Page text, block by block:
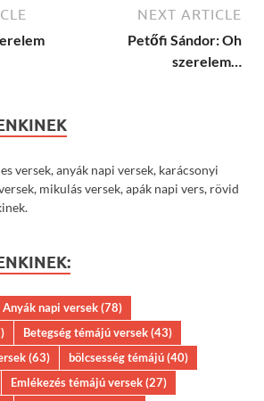
NEXT ARTICLE
Petőfi Sándor: Oh
szerelem…
versek, anyák napi versek, karácsonyi
mikulás versek, apák napi vers, rövid
Anyák napi versek(78)
Betegség témájú versek(43)
(63) bölcsesség témájú(40)
Emlékezés témájú versek(27)